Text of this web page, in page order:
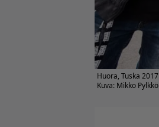
Huora, Tuska 2017
Kuva: Mikko Pylkkö